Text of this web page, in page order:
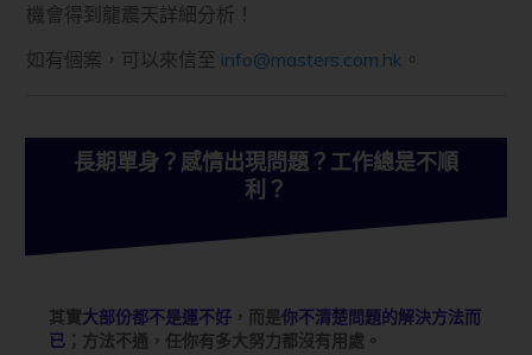
機會得到龍震天詳細分析！
如有個案，可以來信至 info@masters.com.hk 。
長期單身？感情出現問題？工作總是不順
利？
其實大部份都不是運不好 ，而是你不清楚問題的解決方法而
已 ；方法不通，任你有多大努力都沒有用處。